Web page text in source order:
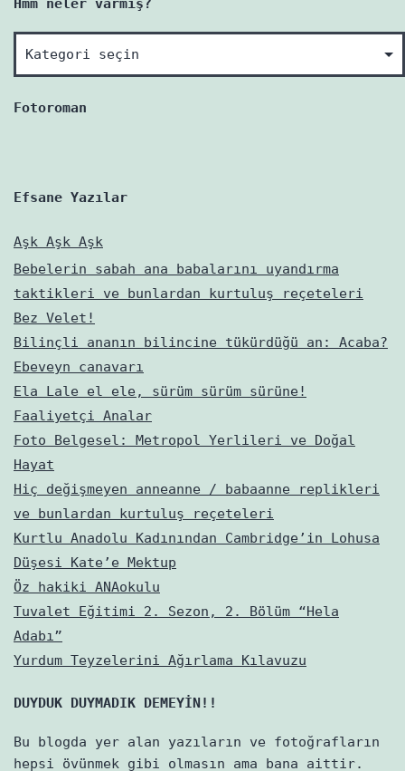
Hmm neler varmış?
Hmm
neler
varmış?
Fotoroman
Efsane Yazılar
Aşk Aşk Aşk
Bebelerin sabah ana babalarını uyandırma
taktikleri ve bunlardan kurtuluş reçeteleri
Bez Velet!
Bilinçli ananın bilincine tükürdüğü an: Acaba?
Ebeveyn canavarı
Ela Lale el ele, sürüm sürüm sürüne!
Faaliyetçi Analar
Foto Belgesel: Metropol Yerlileri ve Doğal
Hayat
Hiç değişmeyen anneanne / babaanne replikleri
ve bunlardan kurtuluş reçeteleri
Kurtlu Anadolu Kadınından Cambridge’in Lohusa
Düşesi Kate’e Mektup
Öz hakiki ANAokulu
Tuvalet Eğitimi 2. Sezon, 2. Bölüm “Hela
Adabı”
Yurdum Teyzelerini Ağırlama Kılavuzu
DUYDUK DUYMADIK DEMEYİN!!
Bu blogda yer alan yazıların ve fotoğrafların
hepsi övünmek gibi olmasın ama bana aittir.